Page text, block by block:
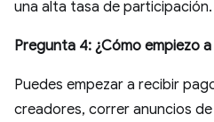
una alta tasa de participación.
Pregunta 4: ¿Cómo empiezo
Puedes empezar a recibir
creadores, correr anuncios